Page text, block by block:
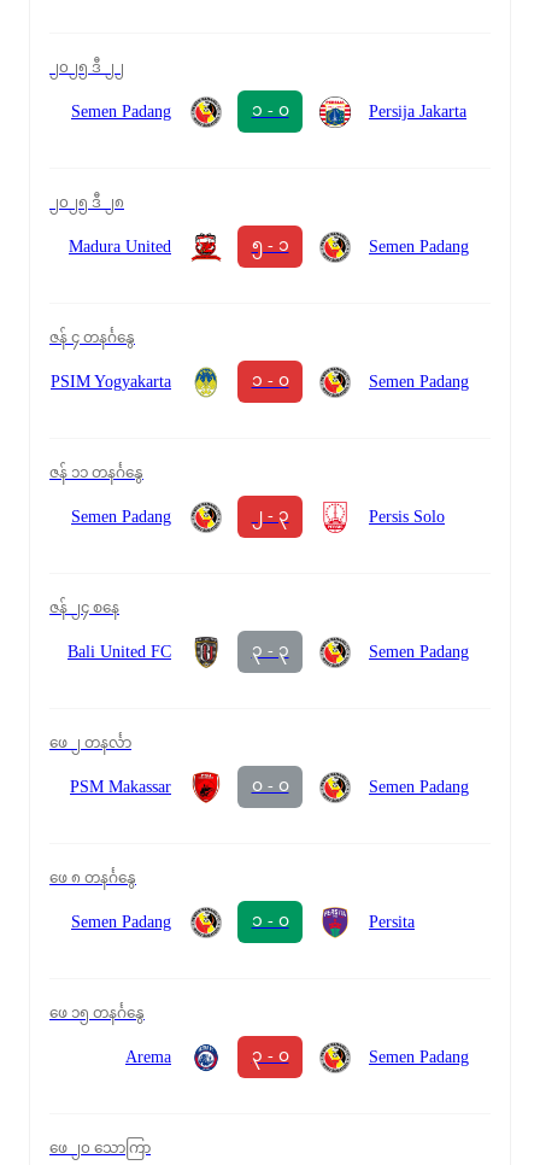
၂၀၂၅ ဒီ ၂၂
Semen Padang ၁ - ၀ Persija Jakarta
၂၀၂၅ ဒီ ၂၈
Madura United ၅ - ၁ Semen Padang
ဇန် ၄ တနင်္ဂနွေ
PSIM Yogyakarta ၁ - ၀ Semen Padang
ဇန် ၁၁ တနင်္ဂနွေ
Semen Padang ၂ - ၃ Persis Solo
ဇန် ၂၄ စနေ
Bali United FC ၃ - ၃ Semen Padang
ဖေ ၂ တနင်္လာ
PSM Makassar ၀ - ၀ Semen Padang
ဖေ ၈ တနင်္ဂနွေ
Semen Padang ၁ - ၀ Persita
ဖေ ၁၅ တနင်္ဂနွေ
Arema ၃ - ၀ Semen Padang
ဖေ ၂၀ သောကြာ